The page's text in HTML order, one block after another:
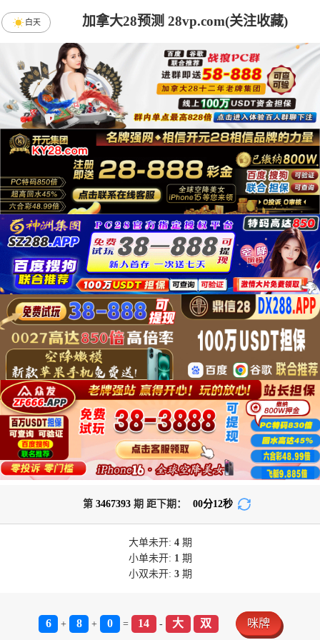
加拿大28预测 28vp.com(关注收藏)
白天
第 3467393期 距下期： 00分12秒
大单未开: 4期
小单未开: 1 期
小双未开: 3期
6 + 8 + 0 = 14 - 大 双 咪牌